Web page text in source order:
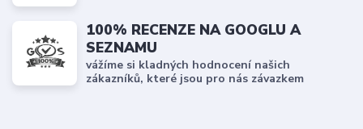
100% RECENZE NA GOOGLU A
SEZNAMU
vážíme si kladných hodnocení našich
zákazníků, které jsou pro nás závazkem